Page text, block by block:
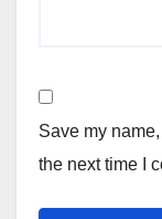
Save my
the next time I